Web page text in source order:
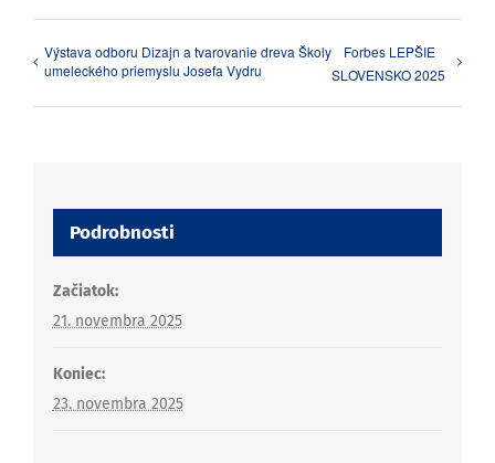
Výstava odboru Dizajn a tvarovanie dreva Školy
umeleckého priemyslu Josefa Vydru
Forbes LEPŠIE
SLOVENSKO 2025
Podrobnosti
Začiatok:
21. novembra 2025
Koniec:
23. novembra 2025